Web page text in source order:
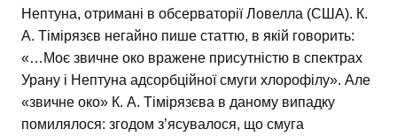
Нептуна, отримані в обсерваторії Ловелла (США). К.
А. Тімірязєв негайно пише статтю, в якій говорить:
«…Моє звичне око вражене присутністю в спектрах
Урану і Нептуна адсорбційної смуги хлорофілу». Але
«звичне око» К. А. Тімірязєва в даному випадку
помилялося: згодом з’ясувалося, що смуга